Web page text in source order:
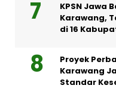
KPSN Jawa
Karawang,
di 16
Proyek
Karawang
Standar